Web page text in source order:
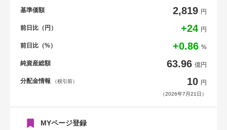
基準価額 2,819 円
前日比（円） +24 円
前日比（%） +0.86 %
純資産総額 63.96 億円
分配金情報 （税引前） 10 円
（2026年7月21日）
MYページ登録